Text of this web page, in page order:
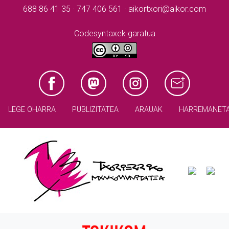
688 86 41 35 · 747 406 561 · aikortxori@aikor.com
Codesyntaxek garatua
LEGE OHARRA PUBLIZITATEA ARAUAK